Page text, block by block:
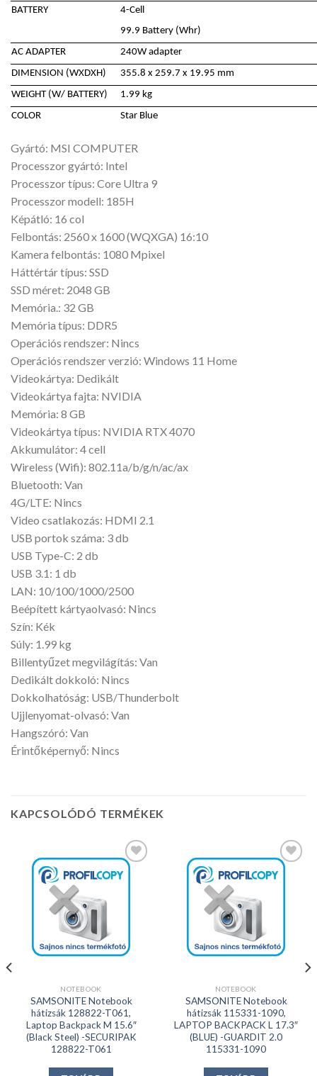
BATTERY
4-Cell
99.9 Battery (Whr)
AC ADAPTER
240W adapter
DIMENSION (WXDXH)
355.8 x 259.7 x 19.95 mm
WEIGHT (W/ BATTERY)
1.99 kg
COLOR
Star Blue
Gyártó: MSI COMPUTER
Processzor gyártó: Intel
Processzor típus: Core Ultra 9
Processzor modell: 185H
Képátló: 16 col
Felbontás: 2560 x 1600 (WQXGA) 16:10
Kamera felbontás: 1080 Mpixel
Háttértár típus: SSD
SSD méret: 2048 GB
Memória.: 32 GB
Memória típus: DDR5
Operációs rendszer: Nincs
Operációs rendszer verzió: Windows 11 Home
Videokártya: Dedikált
Videokártya fajta: NVIDIA
Memória: 8 GB
Videokártya típus: NVIDIA RTX 4070
Akkumulátor: 4 cell
Wireless (Wifi): 802.11a/b/g/n/ac/ax
Bluetooth: Van
4G/LTE: Nincs
Video csatlakozás: HDMI 2.1
USB portok száma: 3 db
USB Type-C: 2 db
USB 3.1: 1 db
LAN: 10/100/1000/2500
Beépített kártyaolvasó: Nincs
Szín: Kék
Súly: 1.99 kg
Billentyűzet megvilágítás: Van
Dedikált dokkoló: Nincs
Dokkolhatóság: USB/Thunderbolt
Ujjlenyomat-olvasó: Van
Hangszóró: Van
Érintőképernyő: Nincs
KAPCSOLÓDÓ TERMÉKEK
Kedvencekhez
NOTEBOOK
SAMSONITE Notebook
hátizsák 128822-T061,
Laptop Backpack M 15.6″
(Black Steel) -SECURIPAK
128822-T061
Kedvencekhez
NOTEBOOK
SAMSONITE Notebook
hátizsák 115331-1090,
LAPTOP BACKPACK L 17.3″
(BLUE) -GUARDIT 2.0
115331-1090